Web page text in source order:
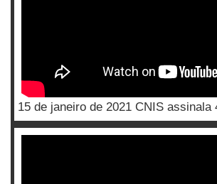
15 de janeiro de 2021 CNIS assinala